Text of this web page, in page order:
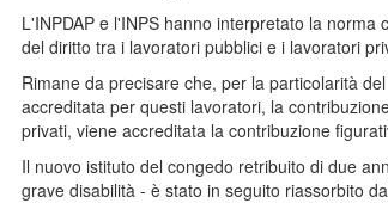
L'INPDAP e l'INPS hanno interpretato la
del diritto tra i lavoratori pubblici e i lavoratori
Rimane da precisare che, per la particolarità
accreditata per questi lavoratori, la
privati, viene accreditata la contribuzione
Il nuovo istituto del congedo retribuito di due
grave disabilità - è stato in seguito riassorbito